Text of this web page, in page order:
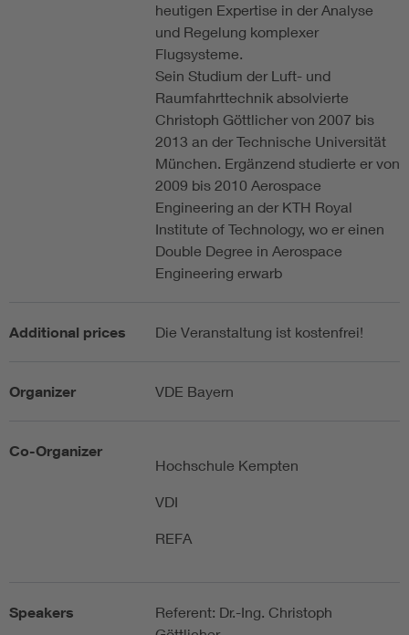
heutigen Expertise in der Analyse
und Regelung komplexer
Flugsysteme.
Sein Studium der Luft- und
Raumfahrttechnik absolvierte
Christoph Göttlicher von 2007 bis
2013 an der Technische Universität
München. Ergänzend studierte er von
2009 bis 2010 Aerospace
Engineering an der KTH Royal
Institute of Technology, wo er einen
Double Degree in Aerospace
Engineering erwarb
Additional prices Die Veranstaltung ist kostenfrei!
Organizer VDE Bayern
Co-Organizer
Hochschule Kempten
VDI
REFA
Speakers
Referent: Dr.-Ing. Christoph